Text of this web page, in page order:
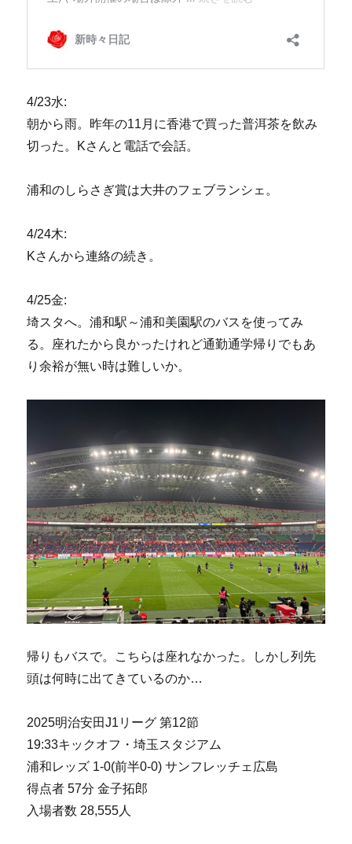
4/23水:
朝から雨。昨年の11月に香港で買った普洱茶を飲み
切った。Kさんと電話で会話。
浦和のしらさぎ賞は大井のフェブランシェ。
4/24木:
Kさんから連絡の続き。
4/25金:
埼スタへ。浦和駅～浦和美園駅のバスを使ってみ
る。座れたから良かったけれど通勤通学帰りでもあ
り余裕が無い時は難しいか。
帰りもバスで。こちらは座れなかった。しかし列先
頭は何時に出てきているのか…
2025明治安田J1リーグ 第12節
19:33キックオフ・埼玉スタジアム
浦和レッズ 1-0(前半0-0) サンフレッチェ広島
得点者 57分 金子拓郎
入場者数 28,555人